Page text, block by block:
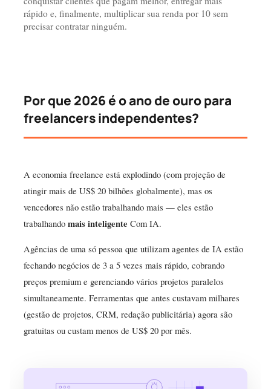
rápido e, finalmente, multiplicar sua renda por 10 sem
precisar contratar ninguém.
Por que 2026 é o ano de ouro para
freelancers independentes?
A economia freelance está explodindo (com projeção de
atingir mais de US$ 20 bilhões globalmente), mas os
vencedores não estão trabalhando mais — eles estão
trabalhando mais inteligente Com IA.
Agências de uma só pessoa que utilizam agentes de IA estão
fechando negócios de 3 a 5 vezes mais rápido, cobrando
preços premium e gerenciando vários projetos paralelos
simultaneamente. Ferramentas que antes custavam milhares
(gestão de projetos, CRM, redação publicitária) agora são
gratuitas ou custam menos de US$ 20 por mês.